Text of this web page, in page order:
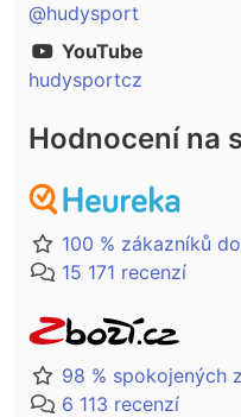
@hudysport
YouTube
hudysportcz
Hodnocení na
100 % zákazníků
15 171 recenzí
98 % spokojených
6 113 recenzí